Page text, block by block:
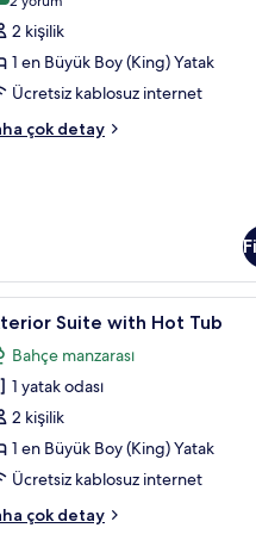
yorum)
2 kişilik
1 en Büyük Boy (King) Yatak
Ücretsiz kablosuz internet
çok detay
takımı, odada kasa, masa, ütü/
4 Suite with Hot Tub
Bahçe manzarası
1 yatak odası
2 kişilik
1 en Büyük Boy (King) Yatak
Ücretsiz kablosuz internet
çok detay